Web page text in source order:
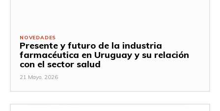
NOVEDADES
Presente y futuro de la industria
farmacéutica en Uruguay y su relación
con el sector salud
21 Mayo, 2026